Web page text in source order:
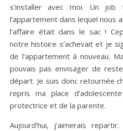
s’installer avec moi. Un
l’appartement dans lequel nous
l’affaire était dans le sac !
notre histoire s’achevait et je
de l’appartement à nouveau.
pouvais pas envisager de
départ. Je suis donc retournée
repris ma place
protectrice et de la parente.
Aujourd’hui, j’aimerais